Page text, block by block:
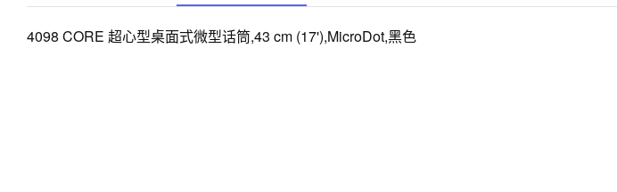
4098 CORE 超心型桌面式微型话筒,43 cm (17'),MicroDot,黑色